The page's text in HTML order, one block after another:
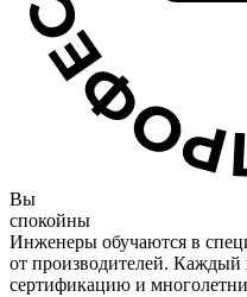
Вы
спокойны
Инженеры обучаются в
от производителей. Каждый
сертификацию и